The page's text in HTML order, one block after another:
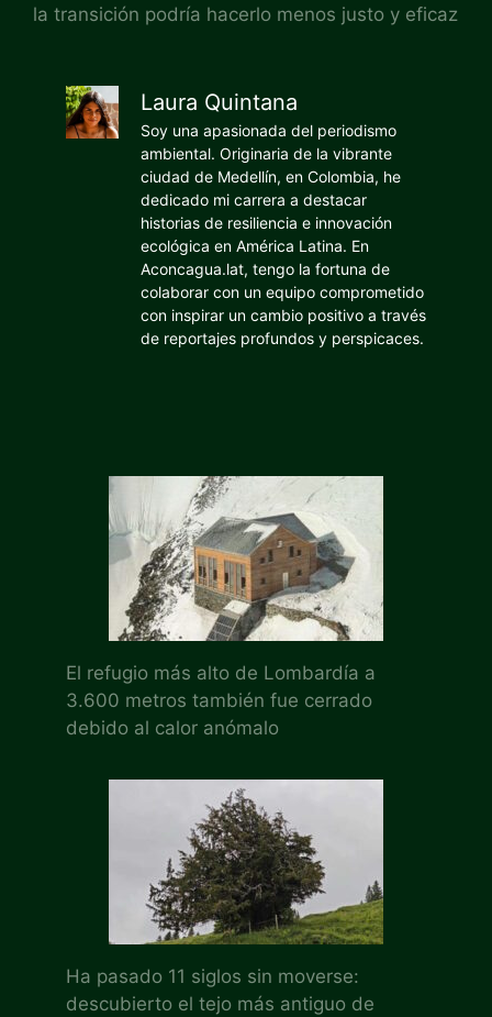
la transición podría hacerlo menos justo y eficaz
Laura Quintana
Soy una apasionada del periodismo
ambiental. Originaria de la vibrante
ciudad de Medellín, en Colombia, he
dedicado mi carrera a destacar
historias de resiliencia e innovación
ecológica en América Latina. En
Aconcagua.lat, tengo la fortuna de
colaborar con un equipo comprometido
con inspirar un cambio positivo a través
de reportajes profundos y perspicaces.
El refugio más alto de Lombardía a
3.600 metros también fue cerrado
debido al calor anómalo
Ha pasado 11 siglos sin moverse:
descubierto el tejo más antiguo de